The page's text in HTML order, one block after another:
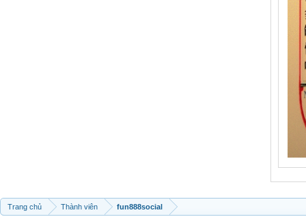
Trang chủ Thành viên fun888social